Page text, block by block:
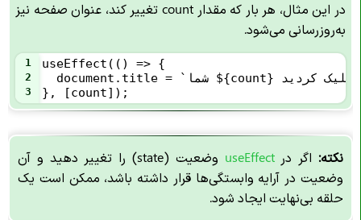
در این مثال، هر بار که مقدار count تغییر کند، عنوان صفحه نیز
به‌روزرسانی می‌شود.
1 useEffect(() => {
2
3
}, [count]);
نکته: اگر درuseEffect
وضعیت (state) را تغییر دهید و آن
وضعیت در آرایه وابستگی‌ها قرار داشته باشد، ممکن است یک
حلقه بی‌نهایت ایجاد شود.